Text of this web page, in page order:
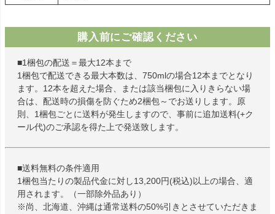
購入前にご確認ください
■1梱包の配送＝最大12本まで
1梱包で配送できる最大本数は、750mlの場合12本までとなり
ます。12本を超えた場合、または該当梱包に入りきらない場
合は、配送時の損傷を防ぐため2梱包～でお送りします。原
則、1梱包ごとに送料が発生しますので、事前に追加送料(+ク
ール代)のご承認を得た上で発送致します。
■送料無料の条件適用
1梱包当たりの製品代金に対し13,200円(税込)以上の場合、適
用されます。（一部除外品あり）
※尚、北海道、沖縄は通常送料の50%引きとさせていただきま